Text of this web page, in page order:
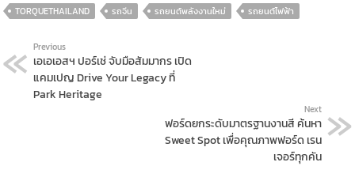
TORQUETHAILAND
รถจีน รถยนต์พลังงานใหม่ รถยนต์ไฟฟ้า
Previous
เอเอเอสฯ ปอร์เช่ จับมือสัมมากร เปิด
แคมเปญ Drive Your Legacy ที่
Park Heritage
Next
ฟอร์ดยกระดับมาตรฐานงานสี ค้นหา
Sweet Spot เพื่อคุณภาพฟอร์ด เรน
เจอร์ทุกคัน